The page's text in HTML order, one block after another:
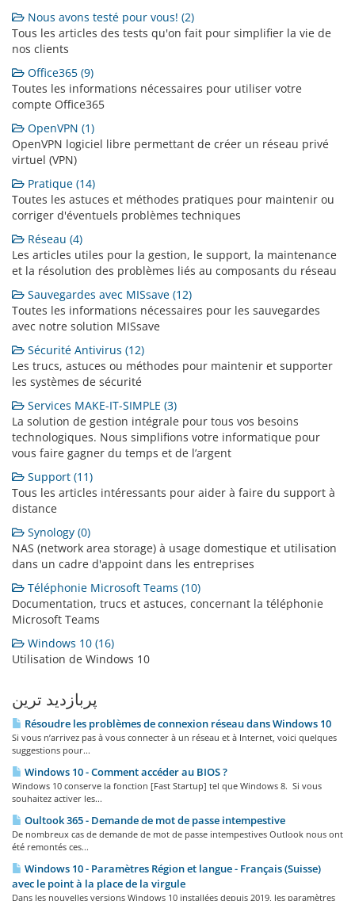
Nous avons testé pour vous! (2)
Tous les articles des tests qu'on fait pour simplifier la vie de
nos clients
Office365 (9)
Toutes les informations nécessaires pour utiliser votre
compte Office365
OpenVPN (1)
OpenVPN logiciel libre permettant de créer un réseau privé
virtuel (VPN)
Pratique (14)
Toutes les astuces et méthodes pratiques pour maintenir ou
corriger d'éventuels problèmes techniques
Réseau (4)
Les articles utiles pour la gestion, le support, la maintenance
et la résolution des problèmes liés au composants du réseau
Sauvegardes avec MISsave (12)
Toutes les informations nécessaires pour les sauvegardes
avec notre solution MISsave
Sécurité Antivirus (12)
Les trucs, astuces ou méthodes pour maintenir et supporter
les systèmes de sécurité
Services MAKE-IT-SIMPLE (3)
La solution de gestion intégrale pour tous vos besoins
technologiques. Nous simplifions votre informatique pour
vous faire gagner du temps et de l’argent
Support (11)
Tous les articles intéressants pour aider à faire du support à
distance
Synology (0)
NAS (network area storage) à usage domestique et utilisation
dans un cadre d'appoint dans les entreprises
Téléphonie Microsoft Teams (10)
Documentation, trucs et astuces, concernant la téléphonie
Microsoft Teams
Windows 10 (16)
Utilisation de Windows 10
پربازدید ترین
Résoudre les problèmes de connexion réseau dans Windows 10
Si vous n’arrivez pas à vous connecter à un réseau et à Internet, voici quelques
suggestions pour...
Windows 10 - Comment accéder au BIOS ?
Windows 10 conserve la fonction [Fast Startup] tel que Windows 8. Si vous
souhaitez activer les...
Oultook 365 - Demande de mot de passe intempestive
De nombreux cas de demande de mot de passe intempestives Outlook nous ont
été remontés ces...
Windows 10 - Paramètres Région et langue - Français (Suisse)
avec le point à la place de la virgule
Dans les nouvelles versions Windows 10 installées depuis 2019, les paramètres